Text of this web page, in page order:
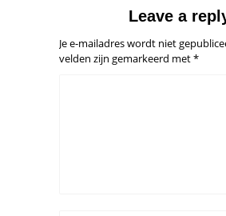
Leave a
Je e-mailadres wordt niet
velden zijn gemarkeerd met*